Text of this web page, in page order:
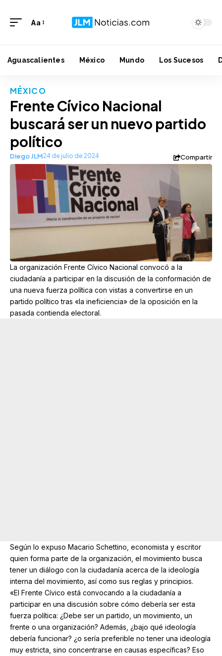
Aa
Aguascalientes México Mundo Los Sucesos
MÉXICO
Frente Cívico Nacional
buscará ser un nuevo partido
político
Diego JLM24 de julio de 2024 Compartir
La organización Frente Cívico Nacional convocó a la
ciudadanía a participar en la discusión de la conformación de
una nueva fuerza política con vistas a convertirse en un
partido político tras «la ineficiencia» de la oposición en la
pasada contienda electoral.
Según lo expuso Macario Schettino, economista y escritor
quien forma parte de la organización, el movimiento busca
tener un diálogo con la ciudadanía acerca de la ideología
interna del movimiento, así como sus reglas y principios.
«El Frente Cívico está convocando a la ciudadanía a
participar en una discusión sobre cómo debería ser esta
fuerza política: ¿Debe ser un partido, un movimiento, un
frente o una organización? Además, ¿bajo qué ideología
debería funcionar? ¿o sería preferible no tener una ideología
muy estricta, sino concentrarse en causas específicas? Eso